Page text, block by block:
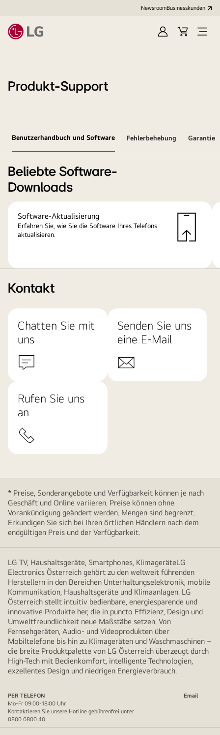
NewsroomBusinesskunden
AnmeldenWarenkorb
Menü
Produkt-Support
Benutzerhandbuch und Software Fehlerbehebung Garantie
Beliebte Software-
Downloads
Software-Aktualisierung
Erfahren Sie, wie Sie die Software Ihres Telefons
aktualisieren.
Kontakt
Chatten Sie mit
uns
Senden Sie uns
eine E-Mail
Rufen Sie uns
an
* Preise, Sonderangebote und Verfügbarkeit können je nach
Geschäft und Online variieren. Preise können ohne
Vorankündigung geändert werden. Mengen sind begrenzt.
Erkundigen Sie sich bei Ihren örtlichen Händlern nach dem
endgültigen Preis und der Verfügbarkeit.
LG TV, Haushaltsgeräte, Smartphones, KlimageräteLG
Electronics Österreich gehört zu den weltweit führenden
Herstellern in den Bereichen Unterhaltungselektronik, mobile
Kommunikation, Haushaltsgeräte und Klimaanlagen. LG
Österreich stellt intuitiv bedienbare, energiesparende und
innovative Produkte her, die in puncto Effizienz, Design und
Umweltfreundlichkeit neue Maßstäbe setzen. Von
Fernsehgeräten, Audio- und Videoprodukten über
Mobiltelefone bis hin zu Klimageräten und Waschmaschinen –
die breite Produktpalette von LG Österreich überzeugt durch
High-Tech mit Bedienkomfort, intelligente Technologien,
exzellentes Design und niedrigen Energieverbrauch.
PER TELEFON
Email
Mo-Fr 09:00-18:00 Uhr
Kontaktieren Sie unsere Hotline gebührenfrei unter
0800 0800 40